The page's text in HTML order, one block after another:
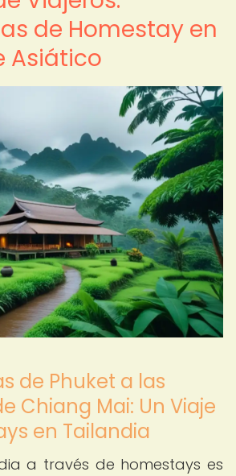
de Homestay en
Asiático
de Phuket a las
Chiang Mai: Un Viaje
en Tailandia
a través de homestays es